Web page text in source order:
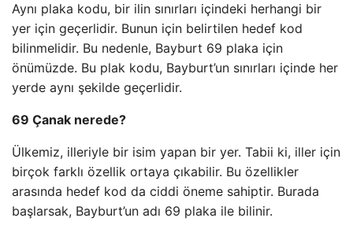
Aynı plaka kodu, bir ilin sınırları içindeki herhangi bir
yer için geçerlidir. Bunun için belirtilen hedef kod
bilinmelidir. Bu nedenle, Bayburt 69 plaka için
önümüzde. Bu plak kodu, Bayburt’un sınırları içinde her
yerde aynı şekilde geçerlidir.
69 Çanak nerede?
Ülkemiz, illeriyle bir isim yapan bir yer. Tabii ki, iller için
birçok farklı özellik ortaya çıkabilir. Bu özellikler
arasında hedef kod da ciddi öneme sahiptir. Burada
başlarsak, Bayburt’un adı 69 plaka ile bilinir.